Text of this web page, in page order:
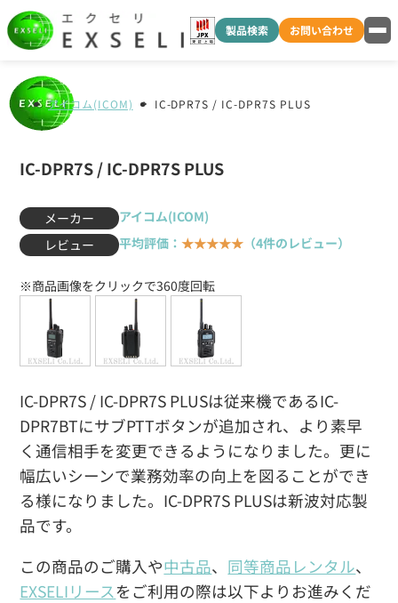
製品検索 お問い合わせ
アイコム(ICOM) IC-DPR7S / IC-DPR7S PLUS
IC-DPR7S / IC-DPR7S PLUS
メーカー
アイコム(ICOM)
レビュー
平均評価：★★★★★ （4件のレビュー）
IC-DPR7S / IC-DPR7S PLUSは従来機であるIC-
DPR7BTにサブPTTボタンが追加され、より素早
く通信相手を変更できるようになりました。更に
幅広いシーンで業務効率の向上を図ることができ
る様になりました。IC-DPR7S PLUSは新波対応製
品です。
この商品のご購入や中古品、 同等商品レンタル、
EXSELIリース をご利用の際は以下よりお進みくだ
※商品画像をクリックで360度回転